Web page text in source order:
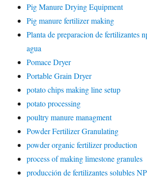
Pig Manure Drying Equipment
Pig manure fertilizer making
Planta de preparacion de fertilizantes
agua
Pomace Dryer
Portable Grain Dryer
potato chips making line setup
potato processing
poultry manure managment
Powder Fertilizer Granulating
powder organic fertilizer production
process of making limestone granules
producción de fertilizantes solubles